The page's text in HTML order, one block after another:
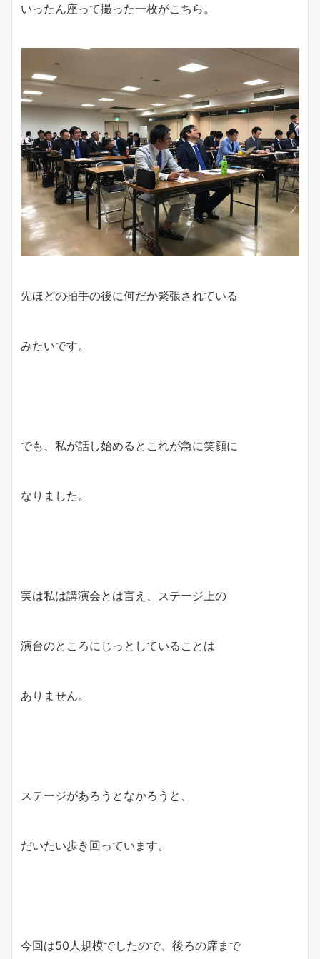
いったん座って撮った一枚がこちら。
先ほどの拍手の後に何だか緊張されている
みたいです。
でも、私が話し始めるとこれが急に笑顔に
なりました。
実は私は講演会とは言え、ステージ上の
演台のところにじっとしていることは
ありません。
ステージがあろうとなかろうと、
だいたい歩き回っています。
今回は50人規模でしたので、後ろの席まで